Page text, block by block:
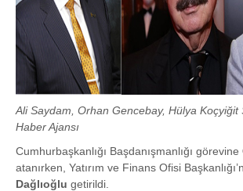
Ali Saydam, Orhan Gencebay, Hülya
Haber Ajansı
Cumhurbaşkanlığı Başdanışmanlığı görevine
atanırken, Yatırım ve Finans Ofisi
Dağlıoğlu getirildi.